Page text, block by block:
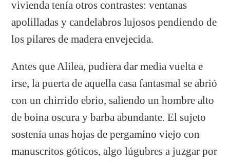
vivienda tenía otros contrastes: ventanas
apolilladas y candelabros lujosos pendiendo de
los pilares de madera envejecida.
Antes que Alilea, pudiera dar media vuelta e
irse, la puerta de aquella casa fantasmal se abrió
con un chirrido ebrio, saliendo un hombre alto
de boina oscura y barba abundante. El sujeto
sostenía unas hojas de pergamino viejo con
manuscritos góticos, algo lúgubres a juzgar por